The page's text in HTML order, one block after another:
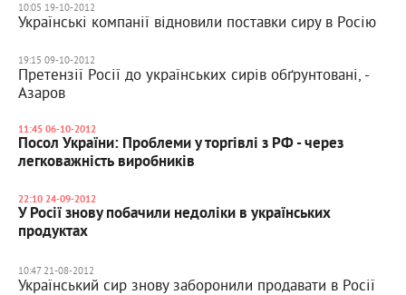
10:05 19-10-2012
Українські компанії відновили поставки сиру в Росію
19:15 09-10-2012
Претензії Росії до українських сирів обґрунтовані, -
Азаров
11:45 06-10-2012
Посол України: Проблеми у торгівлі з РФ - через
легковажність виробників
22:10 24-09-2012
У Росії знову побачили недоліки в українських
продуктах
10:47 21-08-2012
Український сир знову заборонили продавати в Росії